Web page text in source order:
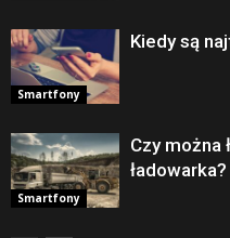
Smartfony
Kiedy są
Smartfony
Czy można
ładowarka?